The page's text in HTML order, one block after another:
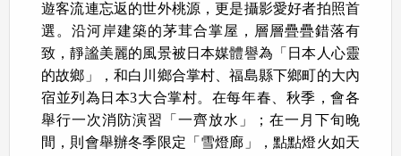
遊客流連忘返的世外桃源，更是攝影愛好者拍照首
選。沿河岸建築的茅茸合掌屋，層層疊疊錯落有
致，靜謐美麗的風景被日本媒體譽為「日本人心靈
的故鄉」，和白川鄉合掌村、福島縣下鄉町的大內
宿並列為日本3大合掌村。在每年春、秋季，會各
舉行一次消防演習「一齊放水」；在一月下旬晚
間，則會舉辦冬季限定「雪燈廊」，點點燈火如天